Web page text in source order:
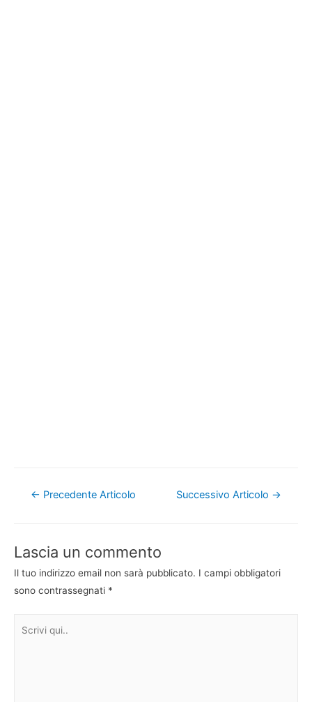
Navigazione
← Precedente Articolo Successivo Articolo →
Lascia un commento
Il tuo indirizzo email non sarà pubblicato. I campi obbligatori
sono contrassegnati *